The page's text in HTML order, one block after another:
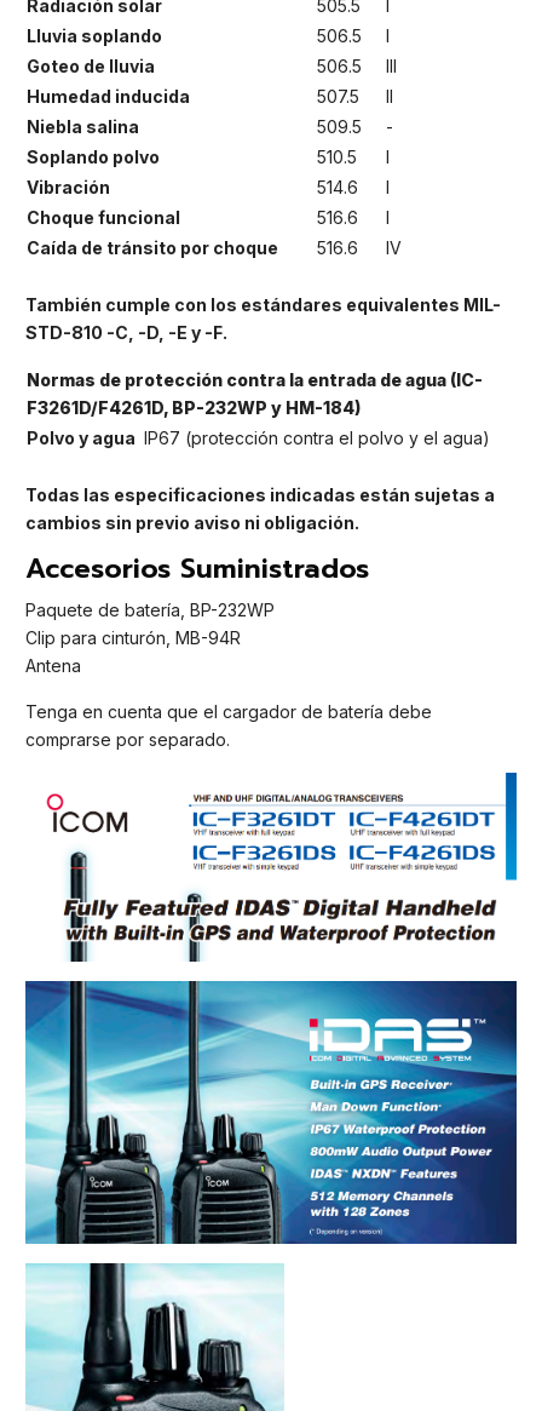
Radiación solar 505.5
Lluvia soplando
506.5
I
Goteo de lluvia
506.5
III
Humedad inducida
507.5
II
Niebla salina
509.5
-
Soplando polvo
510.5
I
Vibración
514.6
I
Choque funcional
516.6
I
Caída de tránsito por choque
516.6 IV
También cumple con los estándares equivalentes MIL-
STD-810 -C, -D, -E y -F.
Normas de protección contra la entrada de agua (IC-
F3261D/F4261D, BP-232WP y HM-184)
Polvo y agua IP67 (protección contra el polvo y el agua)
Todas las especificaciones indicadas están sujetas a
cambios sin previo aviso ni obligación.
Accesorios Suministrados
Paquete de batería, BP-232WP
Clip para cinturón, MB-94R
Antena
Tenga en cuenta que el cargador de batería debe
comprarse por separado.